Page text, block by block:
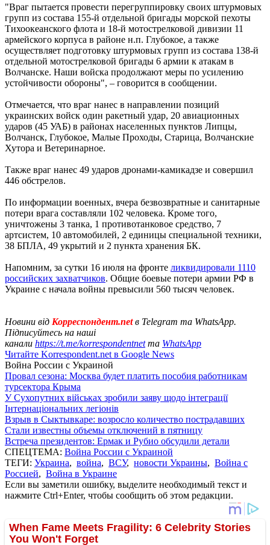
"Враг пытается провести перегруппировку своих штурмовых
групп из состава 155-й отдельной бригады морской пехоты
Тихоокеанского флота и 18-й мотострелковой дивизии 11
армейского корпуса в районе н.п. Глубокое, а также
осуществляет подготовку штурмовых групп из состава 138-й
отдельной мотострелковой бригады 6 армии к атакам в
Волчанске. Наши войска продолжают меры по усилению
устойчивости обороны", – говорится в сообщении.
Отмечается, что враг нанес в направлении позиций
украинских войск один ракетный удар, 20 авиационных
ударов (45 УАБ) в районах населенных пунктов Липцы,
Волчанск, Глубокое, Малые Проходы, Старица, Волчанские
Хутора и Ветеринарное.
Также враг нанес 49 ударов дронами-камикадзе и совершил
446 обстрелов.
По информации военных, вчера безвозвратные и санитарные
потери врага составляли 102 человека. Кроме того,
уничтожены 3 танка, 1 противотанковое средство, 7
артсистем, 10 автомобилей, 2 единицы специальной техники,
38 БПЛА, 49 укрытий и 2 пункта хранения БК.
Напомним, за сутки 16 июля на фронте ликвидировали 1110
российских захватчиков. Общие боевые потери армии РФ в
Украине с начала войны превысили 560 тысяч человек.
Новини від Корреспондент.netв Telegram та WhatsApp.
Підписуйтесь на наші
канали https://t.me/korrespondentnetта WhatsApp
Читайте Korrespondent.net в Google News
Война России с Украиной
Провал сезона: Москва будет платить пособия работникам
турсектора Крыма
У Сухопутних військах зробили заяву щодо інтеграції
Інтернаціональних легіонів
Взрыв в Сыктывкаре: возросло количество пострадавших
Стали известны объемы отключений в пятницу
Встреча президентов: Ермак и Рубио обсудили детали
СПЕЦТЕМА: Война России с Украиной
ТЕГИ: Украина, война, ВСУ, новости Украины, Война с
Россией, Война в Украине
Если вы заметили ошибку, выделите необходимый текст и
нажмите Ctrl+Enter, чтобы сообщить об этом редакции.